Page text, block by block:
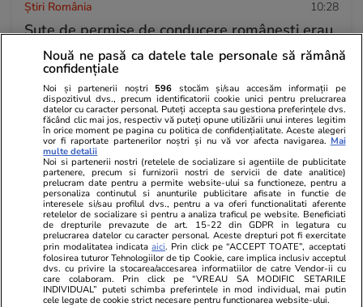
Știri România 10:28
Sute de permise de conducere românești erau
să fie transformate în hârtie igienică în
Republica Moldova: traseul de la Vaslui la
gunoiul din Porumbeni
Știri România 18:34
Rezultatele loto din 23 iulie 2026. Numerele
câștigătoare extrase joi
Știri România 10:00
Statul n-a fost în stare să vândă casa lui
Gheorghe Dincă, ajunsă o ruină la 7 ani de la
Nouă ne pasă ca datele tale personale să rămână
confidențiale
Noi și partenerii noștri 596 stocăm și/sau accesăm informații pe
dispozitivul dvs., precum identificatorii cookie unici pentru prelucrarea
datelor cu caracter personal. Puteți accepta sau gestiona preferințele dvs.
făcând clic mai jos, respectiv vă puteți opune utilizării unui interes legitim
în orice moment pe pagina cu politica de confidențialitate. Aceste alegeri
vor fi raportate partenerilor noștri și nu vă vor afecta navigarea. Mai
multe detalii
Noi si partenerii nostri (retelele de socializare si agentiile de publicitate
partenere, precum si furnizorii nostri de servicii de date analitice)
prelucram date pentru a permite website-ului sa functioneze, pentru a
personaliza continutul si anunturile publicitare afisate in functie de
interesele si/sau profilul dvs., pentru a va oferi functionalitati aferente
retelelor de socializare si pentru a analiza traficul pe website. Beneficiati
de drepturile prevazute de art. 15-22 din GDPR in legatura cu
prelucrarea datelor cu caracter personal. Aceste drepturi pot fi exercitate
prin modalitatea indicataaici. Prin click pe “ACCEPT TOATE”, acceptati
folosirea tuturor Tehnologiilor de tip Cookie, care implica inclusiv acceptul
dvs. cu privire la stocarea/accesarea informatiilor de catre Vendor-ii cu
care colaboram. Prin click pe “VREAU SA MODIFIC SETARILE
INDIVIDUAL” puteti schimba preferintele in mod individual, mai putin
cele legate de cookie strict necesare pentru functionarea website-ului.